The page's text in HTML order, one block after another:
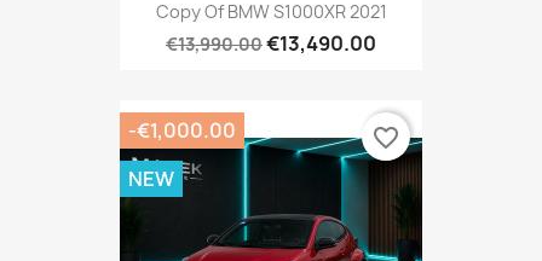
Copy Of BMW S1000XR 2021
€13,990.00€13,490.00
-€1,000.00
NEW
favorite_border